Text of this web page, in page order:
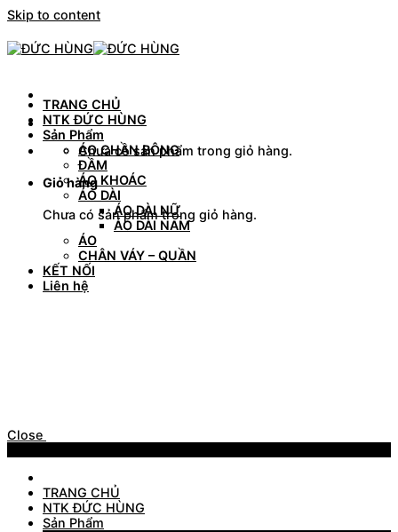
Skip to content
Chưa có sản phẩm trong giỏ hàng.
Giỏ hàng
Chưa có sản phẩm trong giỏ hàng.
TRANG CHỦ
NTK ĐỨC HÙNG
Sản Phẩm
ÁO CHẦN BÔNG
ĐẦM
ÁO KHOÁC
ÁO DÀI
ÁO DÀI NỮ
ÁO DÀI NAM
ÁO
CHÂN VÁY – QUẦN
KẾT NỐI
Liên hệ
Close
TRANG CHỦ
NTK ĐỨC HÙNG
Sản Phẩm